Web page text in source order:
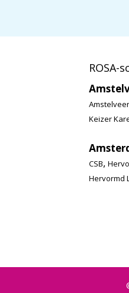
ROSA-
Keizer
CSB,
Hervormd